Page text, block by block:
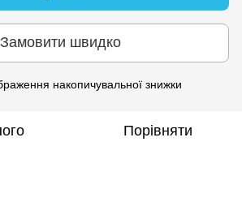
Замовити швидко
накопичувальної знижки
Порівняти